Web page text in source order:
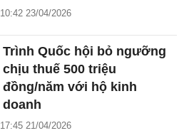
10:42 23/04/2026
Trình Quốc hội bỏ ngưỡng
chịu thuế 500 triệu
đồng/năm với hộ kinh
doanh
17:45 21/04/2026